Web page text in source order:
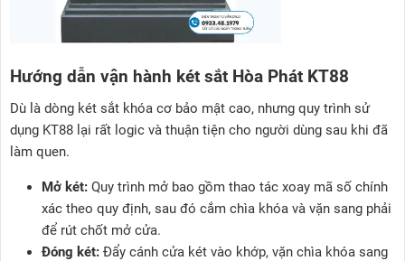
Hướng dẫn vận hành két sắt Hòa Phát KT88
Dù là dòng két sắt khóa cơ bảo mật cao, nhưng quy trình sử
dụng KT88 lại rất logic và thuận tiện cho người dùng sau khi đã
làm quen.
Mở két: Quy trình mở bao gồm thao tác xoay mã số chính
xác theo quy định, sau đó cắm chìa khóa và vặn sang phải
để rút chốt mở cửa.
Đóng két: Đẩy cánh cửa két vào khớp, vặn chìa khóa sang